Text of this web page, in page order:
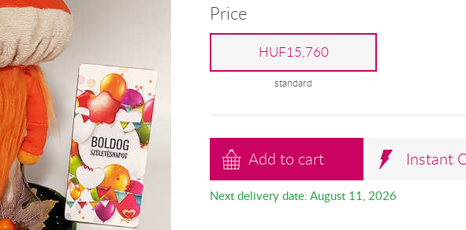
Price
HUF15,760
standard
Add to cart Instant
Next delivery date: August 11, 2026